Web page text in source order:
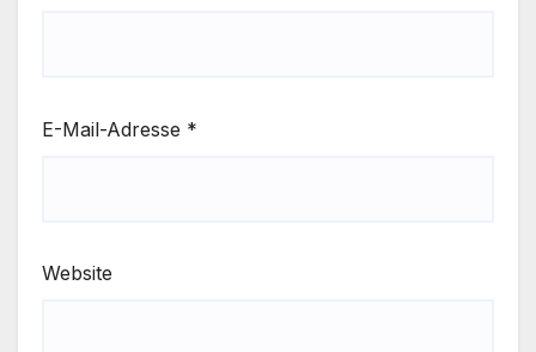
E-Mail-Adresse *
Website